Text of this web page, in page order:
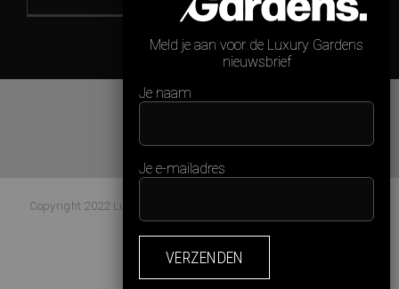
Copyright 2022 Luxury Gardens Magazine | All Rights Reserved |
Webdesign:Studio Kaboem!
Facebook
Instagram
Meld je aan voor de Luxury Gardens
nieuwsbrief
Je naam
Je e-mailadres